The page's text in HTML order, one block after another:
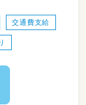
すが、保育士
もちろん大人
交通費支給